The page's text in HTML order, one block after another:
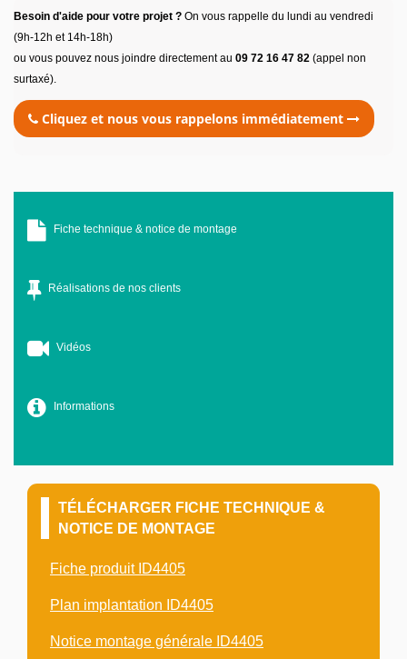
Besoin d'aide pour votre projet ? On vous rappelle du lundi au vendredi
(9h-12h et 14h-18h)
ou vous pouvez nous joindre directement au 09 72 16 47 82 (appel non
surtaxé).
Cliquez et nous vous rappelons immédiatement
Fiche technique & notice de montage
Réalisations de nos clients
Vidéos
Informations
TÉLÉCHARGER FICHE TECHNIQUE &
NOTICE DE MONTAGE
Fiche produit ID4405
Plan implantation ID4405
Notice montage générale ID4405